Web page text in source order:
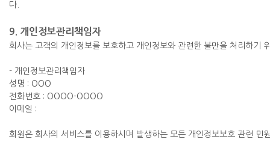
다.
9. 개인정보관리책임자
회사는 고객의 개인정보를 보호하고 개인정보와 관련한 불만을 처리하기
- 개인정보관리책임자
성명 : OOO
전화번호 : OOOO-OOOO
이메일 :
회원은 회사의 서비스를 이용하시며 발생하는 모든 개인정보보호 관련